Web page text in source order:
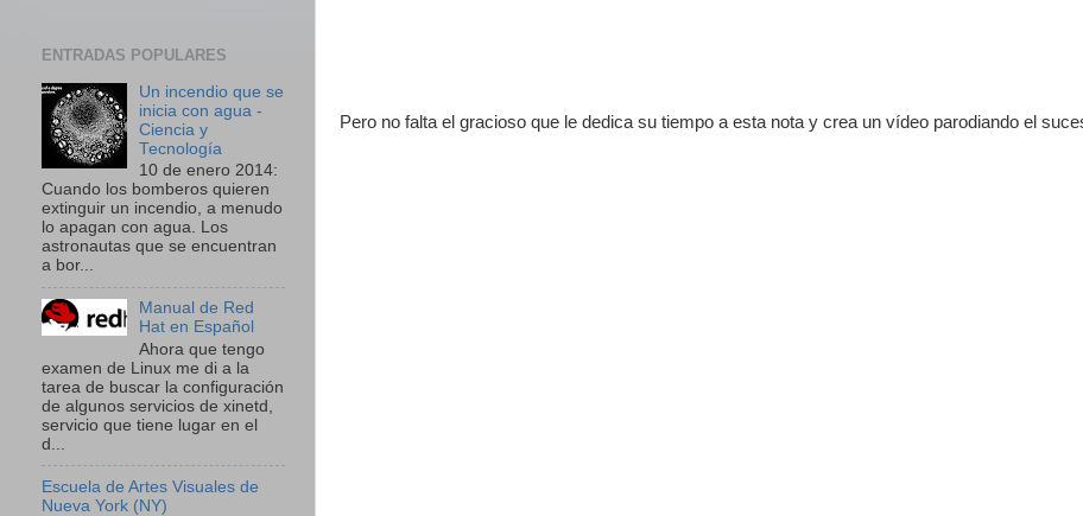
Pero no falta el gracioso que le dedica su tiempo a esta nota y crea un vídeo parodiando el
ENTRADAS POPULARES
Un incendio que se
inicia con agua -
Ciencia y
Tecnología
10 de enero 2014:
Cuando los bomberos quieren
extinguir un incendio, a menudo
lo apagan con agua. Los
astronautas que se encuentran
a bor...
Manual de Red
Hat en Español
Ahora que tengo
examen de Linux me di a la
tarea de buscar la configuración
de algunos servicios de xinetd,
servicio que tiene lugar en el
d...
Escuela de Artes Visuales de
Nueva York (NY)